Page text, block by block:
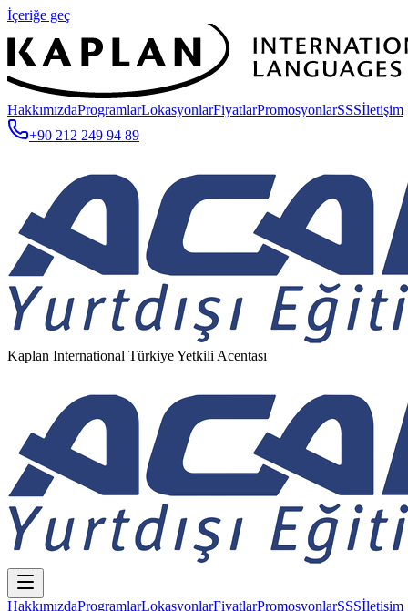
İçeriğe geç
HakkımızdaProgramlarLokasyonlarFiyatlarPromosyonlarSSSİletişim
+90 212 249 94 89
Kaplan International Türkiye Yetkili Acentası
HakkımızdaProgramlarLokasyonlarFiyatlarPromosyonlarSSSİletişim